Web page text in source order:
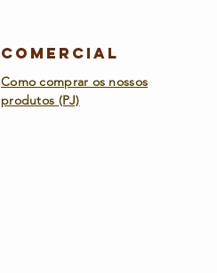
Comercial
Como comprar os nossos
produtos (PJ)